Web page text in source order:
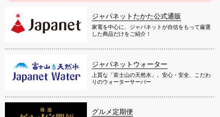
ジャパネットたかた公式通販
家電を中心に、ジャパネットが自信をもって厳選
した商品だけをご紹介！
ジャパネットウォーター
上質な「富士山の天然水」。安心・安全、こだわ
りのウォーターサーバー
グルメ定期便